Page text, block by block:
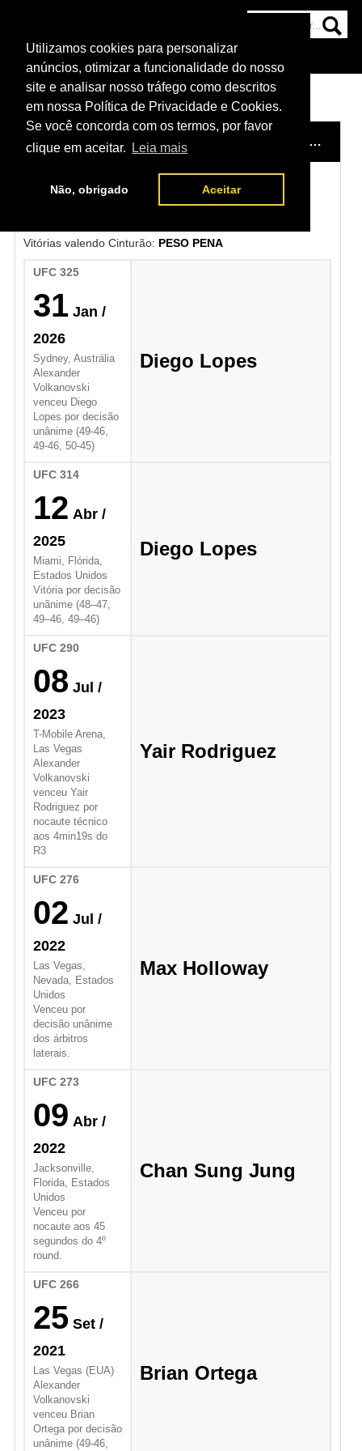
Utilizamos cookies para personalizar
anúncios, otimizar a funcionalidade do nosso
site e analisar nosso tráfego como descritos
em nossa Política de Privacidade e Cookies.
Se você concorda com os termos, por favor
clique em aceitar.
Leia mais
Não, obrigado Aceitar
NOTÍCIAS
HOME CAMPEÕES DO UFC /
Alexander Volkanovski
Vitórias valendo Cinturão: PESO PENA
UFC 325
31 Jan /
2026
Sydney, Austrália
Alexander
Volkanovski
venceu Diego
Lopes por decisão
unânime (49-46,
49-46, 50-45)
Diego Lopes
UFC 314
12 Abr/
2025
Miami, Flórida,
Estados Unidos
Vitória por decisão
unãnime (48–47,
49–46, 49–46)
Diego Lopes
UFC 290
08 Jul /
2023
T-Mobile Arena,
Las Vegas
Alexander
Volkanovski
venceu Yair
Rodriguez por
nocaute técnico
aos 4min19s do
R3
Yair Rodriguez
UFC 276
02 Jul /
2022
Las Vegas,
Nevada, Estados
Unidos
Venceu por
decisão unânime
dos árbitros
laterais.
Max Holloway
UFC 273
09 Abr/
2022
Jacksonville,
Florida, Estados
Unidos
Venceu por
nocaute aos 45
segundos do 4º
round.
Chan Sung Jung
UFC 266
25 Set/
2021
Las Vegas (EUA)
Alexander
Volkanovski
venceu Brian
Ortega por decisão
unânime (49-46,
Brian Ortega